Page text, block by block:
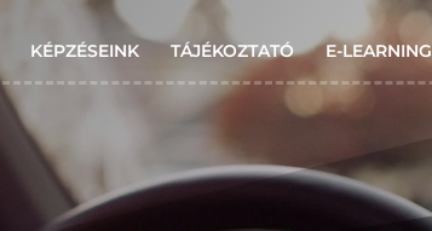
KÉPZÉSEINK TÁJÉKOZTATÓ E-LEARNING